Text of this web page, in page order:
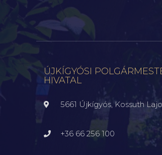
ÚJKÍGYÓSI
HIVATAL
5661 Újkígyós, Kossuth
+36 66 256 100